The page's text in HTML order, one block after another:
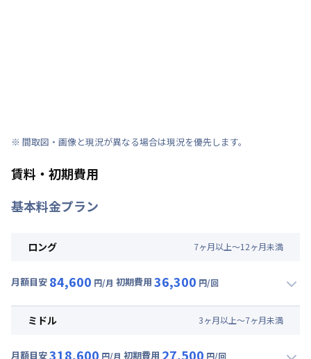
※ 間取図・画像と現況が異なる場合は現況を優先します。
賃料・初期費用
基本料金プラン
ロング 7ヶ月以上～12ヶ月未満
月額目安 84,600 円/月 初期費用 36,300 円/回
月額賃料目安(30日利用)
光熱費他 : 21,000円/月 (700円/日) (税抜)
ミドル 3ヶ月以上～7ヶ月未満
月額目安318,600 円/月 初期費用 27,500 円/回